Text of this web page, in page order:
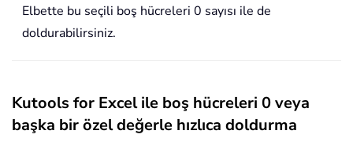
Elbette bu seçili boş hücreleri 0 sayısı ile de
doldurabilirsiniz.
Kutools for Excel ile boş hücreleri 0 veya
başka bir özel değerle hızlıca doldurma